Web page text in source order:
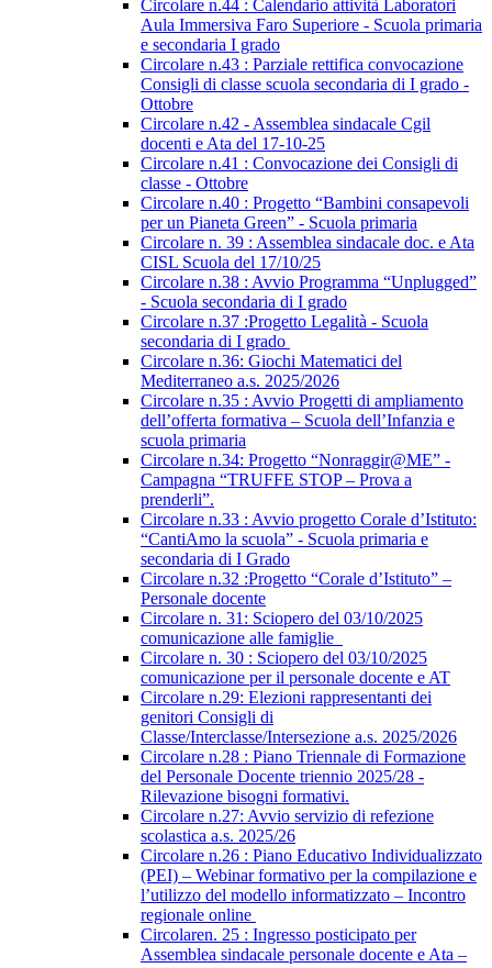
Circolare n.44 : Calendario attività Laboratori
Aula Immersiva Faro Superiore - Scuola primaria
e secondaria I grado
Circolare n.43 : Parziale rettifica convocazione
Consigli di classe scuola secondaria di I grado -
Ottobre
Circolare n.42 - Assemblea sindacale Cgil
docenti e Ata del 17-10-25
Circolare n.41 : Convocazione dei Consigli di
classe - Ottobre
Circolare n.40 : Progetto “Bambini consapevoli
per un Pianeta Green” - Scuola primaria
Circolare n. 39 : Assemblea sindacale doc. e Ata
CISL Scuola del 17/10/25
Circolare n.38 : Avvio Programma “Unplugged”
- Scuola secondaria di I grado
Circolare n.37 :Progetto Legalità - Scuola
secondaria di I grado
Circolare n.36: Giochi Matematici del
Mediterraneo a.s. 2025/2026
Circolare n.35 : Avvio Progetti di ampliamento
dell’offerta formativa – Scuola dell’Infanzia e
scuola primaria
Circolare n.34: Progetto “Nonraggir@ME” -
Campagna “TRUFFE STOP – Prova a
prenderli”.
Circolare n.33 : Avvio progetto Corale d’Istituto:
“CantiAmo la scuola” - Scuola primaria e
secondaria di I Grado
Circolare n.32 :Progetto “Corale d’Istituto” –
Personale docente
Circolare n. 31: Sciopero del 03/10/2025
comunicazione alle famiglie
Circolare n. 30 : Sciopero del 03/10/2025
comunicazione per il personale docente e AT
Circolare n.29: Elezioni rappresentanti dei
genitori Consigli di
Classe/Interclasse/Intersezione a.s. 2025/2026
Circolare n.28 : Piano Triennale di Formazione
del Personale Docente triennio 2025/28 -
Rilevazione bisogni formativi.
Circolare n.27: Avvio servizio di refezione
scolastica a.s. 2025/26
Circolare n.26 : Piano Educativo Individualizzato
(PEI) – Webinar formativo per la compilazione e
l’utilizzo del modello informatizzato – Incontro
regionale online
Circolaren. 25 : Ingresso posticipato per
Assemblea sindacale personale docente e Ata –